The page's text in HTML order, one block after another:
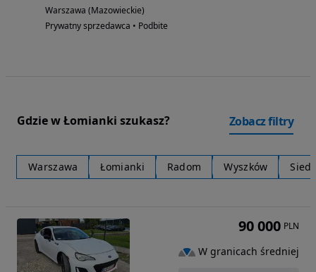
Warszawa (Mazowieckie)
Prywatny sprzedawca • Podbite
Gdzie w Łomianki szukasz? Zobacz filtry
Warszawa Łomianki Radom Wyszków
90 000 PLN
W granicach średniej